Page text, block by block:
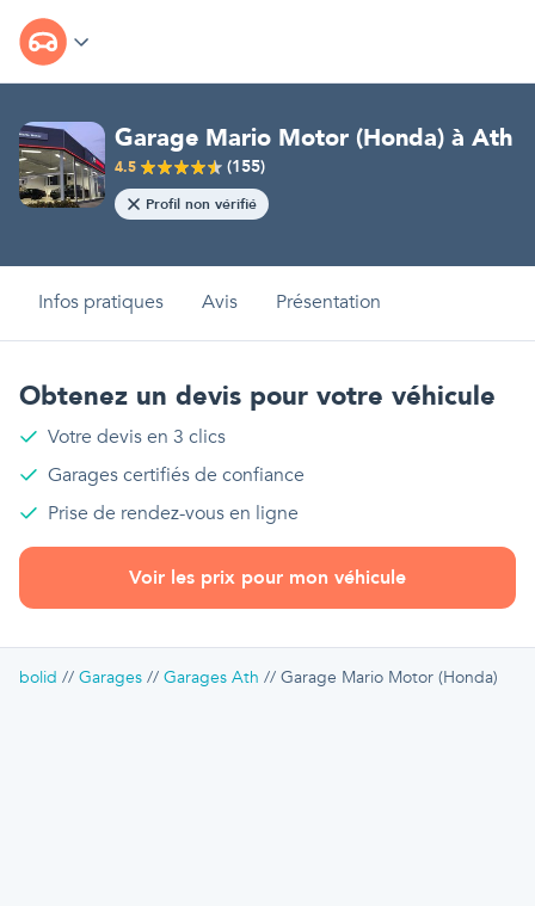
Garage Mario Motor (Honda) à Ath
4.5 (155)
Profil non vérifié
Infos pratiques Avis Présentation
Obtenez un devis pour votre véhicule
Votre devis en 3 clics
Garages certifiés de confiance
Prise de rendez-vous en ligne
Voir les prix pour mon véhicule
bolid Garages Garages Ath Garage Mario Motor (Honda)